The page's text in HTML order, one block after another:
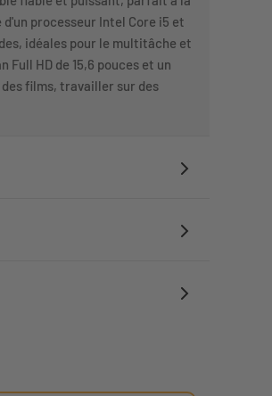
processeur Intel Core i5 et
idéales pour le multitâche et
HD de 15,6 pouces et un
films, travailler sur des